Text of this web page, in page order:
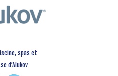
spas et
d’Alukov